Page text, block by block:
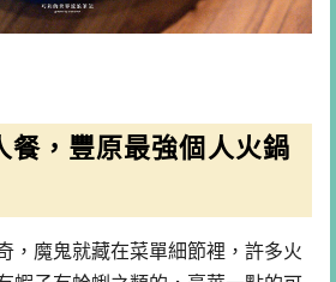
餐，豐原最強個人火鍋
，魔鬼就藏在菜單細節裡，許多火